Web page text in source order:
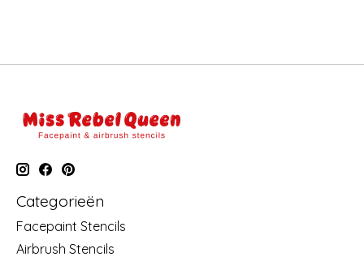
Categorieën
Facepaint Stencils
Airbrush Stencils